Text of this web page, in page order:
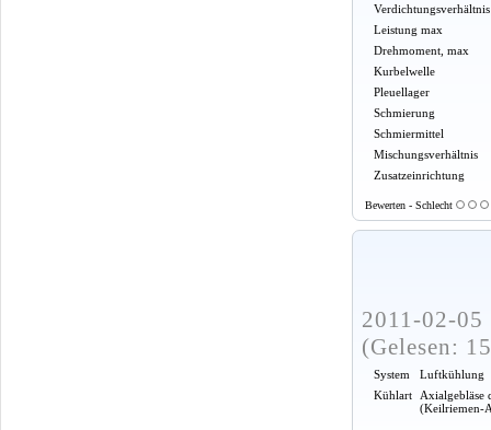
Verdichtungsverhältnis
Leistung max
Drehmoment, max
Kurbelwelle
Pleuellager
Schmierung
Schmiermittel
Mischungsverhältnis
Zusatzeinrichtung
Bewerten - Schlecht
2011-02-
(Gelesen:
System
Luftkühlung
Kühlart
Axialgebläse
(Keilriemen-